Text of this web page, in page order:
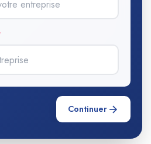
Continuer